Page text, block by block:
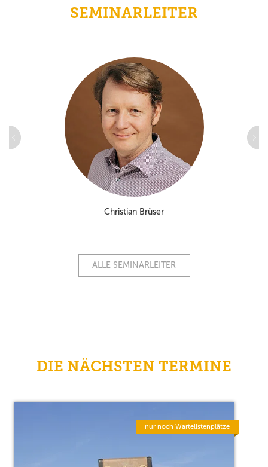
SEMINARLEITER
Christian Brüser
ALLE SEMINARLEITER
DIE NÄCHSTEN TERMINE
nur noch Wartelistenplätze